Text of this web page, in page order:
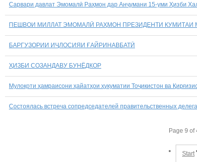
Сарвари давлат Эмомалӣ Раҳмон дар Анҷумани 15-уми Ҳизби
ПЕШВОИ МИЛЛАТ ЭМОМАЛӢ РАҲМОН ПРЕЗИДЕНТИ
БАРГУЗОРИИ ИҶЛОСИЯИ ҒАЙРИНАВБАТӢ
ҲИЗБИ СОЗАНДАВУ БУНЁДКОР
Мулоқоти ҳамраисони ҳайатҳои ҳукуматии Тоҷикистон ва
Состоялась встреча сопредседателей правительственных
Page 9 of
Start